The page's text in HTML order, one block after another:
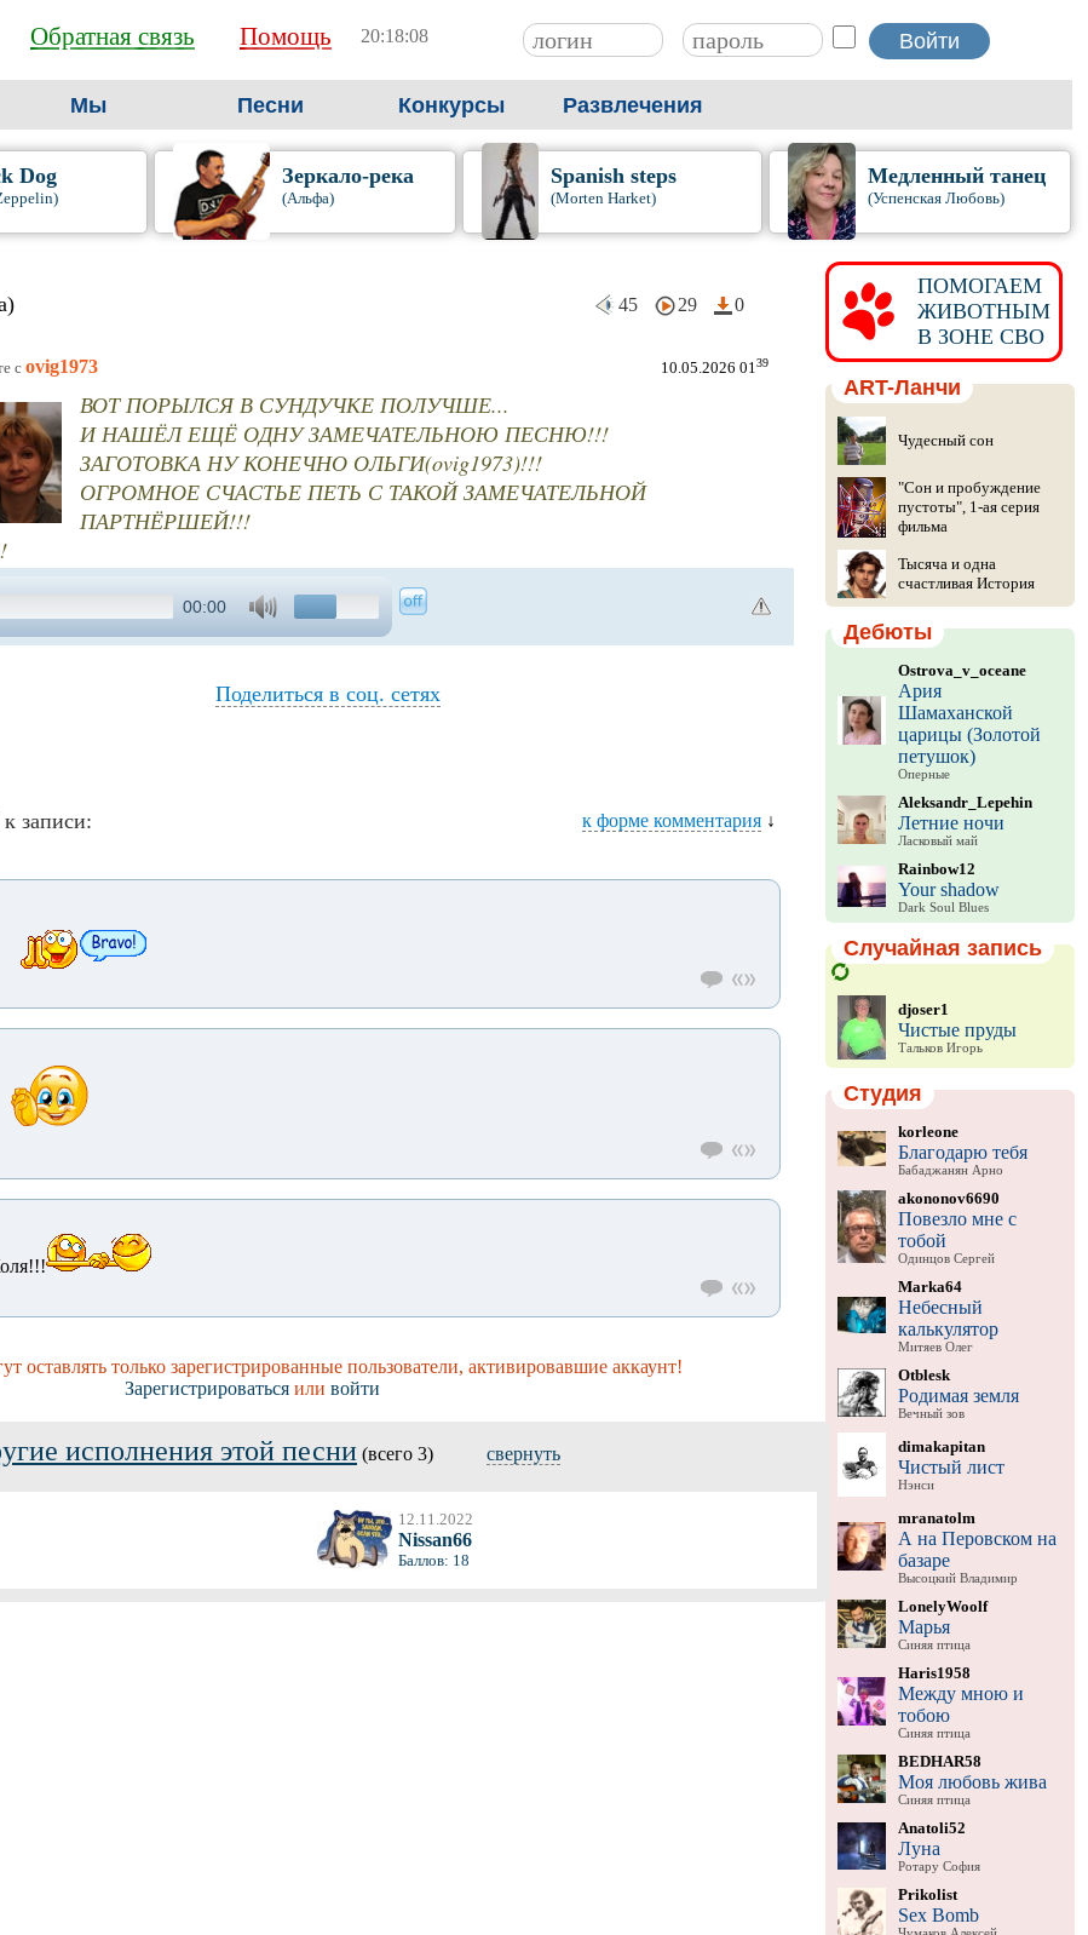
Обратная связь Помощь 20:18:08
Мы Песни Конкурсы Развлечения
Dog Зеркало-река
(Альфа)
Spanish steps
(Morten Harket)
Медленный танец
(Успенская Любовь)
45 29 0
c ovig1973 10.05.2026 0139
ВОТ ПОРЫЛСЯ В СУНДУЧКЕ ПОЛУЧШЕ...
И НАШЁЛ ЕЩЁ ОДНУ ЗАМЕЧАТЕЛЬНОЮ ПЕСНЮ!!!
ЗАГОТОВКА НУ КОНЕЧНО ОЛЬГИ(ovig1973)!!!
ОГРОМНОЕ СЧАСТЬЕ ПЕТЬ С ТАКОЙ ЗАМЕЧАТЕЛЬНОЙ
ПАРТНЁРШЕЙ!!!
00:00
Поделиться в соц. сетях
записи: к форме комментария↓
оставлять только зарегистрированные пользователи, активировавшие аккаунт!
Зарегистрироваться или войти
исполнения этой песни (всего 3) свернуть
12.11.2022
Nissan66
Баллов: 18
ПОМОГАЕМ
ЖИВОТНЫМ
В ЗОНЕ СВО
ART-Ланчи
Чудесный сон
"Сон и пробуждение
пустоты", 1-ая серия
фильма
Тысяча и одна
счастливая История
Дебюты
Ostrova_v_oceane
Ария
Шамаханской
царицы (Золотой
петушок)
Оперные
Aleksandr_Lepehin
Летние ночи
Ласковый май
Rainbow12
Your shadow
Dark Soul Blues
Случайная запись
djoser1
Чистые пруды
Тальков Игорь
Студия
korleone
Благодарю тебя
Бабаджанян Арно
akononov6690
Повезло мне с
тобой
Одинцов Сергей
Marka64
Небесный
калькулятор
Митяев Олег
Otblesk
Родимая земля
Вечный зов
dimakapitan
Чистый лист
Нэнси
mranatolm
А на Перовском на
базаре
Высоцкий Владимир
LonelyWoolf
Марья
Синяя птица
Haris1958
Между мною и
тобою
Синяя птица
BEDHAR58
Моя любовь жива
Синяя птица
Anatoli52
Луна
Ротару София
Prikolist
Sex Bomb